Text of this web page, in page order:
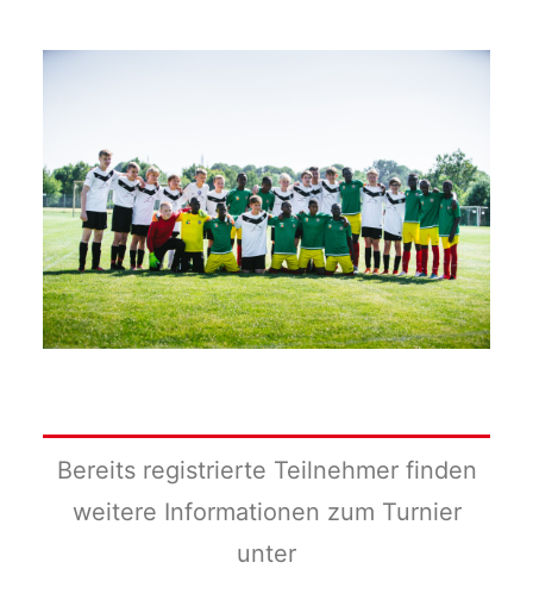
Bereits registrierte Teilnehmer finden
weitere Informationen zum Turnier
unter